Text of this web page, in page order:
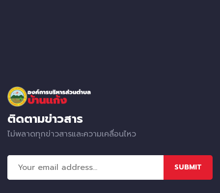
ติดตามข่าวสาร
ไม่พลาดทุกข่าวสารและความเคลื่อนไหว
SUBMIT